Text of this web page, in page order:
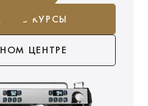
КУРСЫ
ЦЕНТРЕ